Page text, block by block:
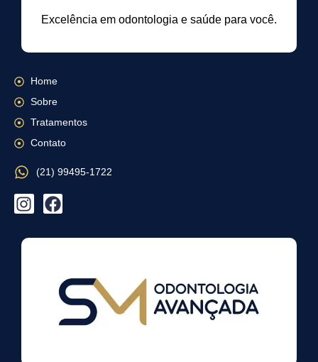
Excelência em odontologia e saúde para você.
Home
Sobre
Tratamentos
Contato
(21) 99495-1722